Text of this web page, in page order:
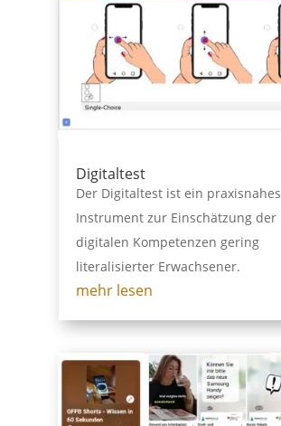
Digitaltest
Der Digitaltest ist ein praxisnahes
Instrument zur Einschätzung der
digitalen Kompetenzen gering
literalisierter Erwachsener.
mehr lesen